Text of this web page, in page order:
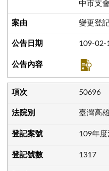
中市支會
變更登
109-02-
50696
臺灣高
109年
1317